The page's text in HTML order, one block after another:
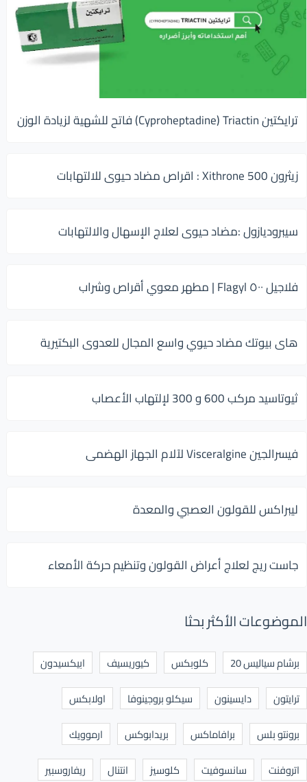
ترايكتين Cyproheptadine) Triactin) فاتح للشهية لزيادة الوزن
زيثرون 500 Xithrone : اقراص مضاد حيوى للالتهابات
سيبروديازول :مضاد حيوى لعلاج الإسهال والالتهابات
فلاجيل ٥٠٠ Flagyl | مطهر معوي أقراص وشراب
هاى بيوتك مضاد حيوي واسع المجال للعدوى البكتيرية
ثيوتاسيد مركب 600 و 300 لإلتهاب الأعصاب
فيسرالجين Visceralgine لآلام الجهاز الهضمى
ليبراكس للقولون العصبي والمعدة
جاست ريج لعلاج أعراض القولون وتنظيم حركة الأمعاء
الموضوعات الأكثر بحثا
برشام سياليس 20 كلوبكس كيوريسيف
ابيكسيدون
ترايتون
دايسينون سيكلو بروجينوفا
اولابكس
برونتو بلس
برافاماكس بريدابوكس
ارموويك
اتروفنت
سانسوفيت كلوسيز انتنال ريفاروسبير